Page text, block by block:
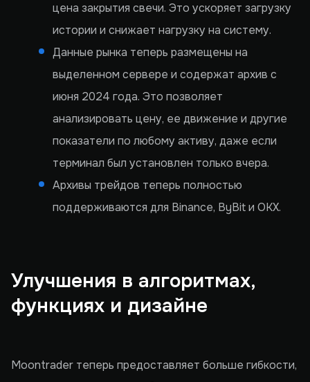
цена закрытия свечи. Это ускоряет загрузку
истории и снижает нагрузку на систему.
Данные рынка теперь размещены на
выделенном сервере и содержат архив с
июня 2024 года. Это позволяет
анализировать цену, ее движение и другие
показатели по любому активу, даже если
терминал был установлен только вчера.
Архивы трейдов теперь полностью
поддерживаются для Binance, ByBit и OKX.
Улучшения в алгоритмах,
функциях и дизайне
Moontrader теперь предоставляет больше гибкости,